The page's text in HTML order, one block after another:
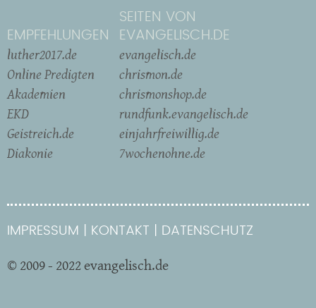
EMPFEHLUNGEN
luther2017.de
Online Predigten
Akademien
EKD
Geistreich.de
Diakonie
SEITEN VON
EVANGELISCH.DE
evangelisch.de
chrismon.de
chrismonshop.de
rundfunk.evangelisch.de
einjahrfreiwillig.de
7wochenohne.de
IMPRESSUM KONTAKT DATENSCHUTZ
© 2009 - 2022 evangelisch.de